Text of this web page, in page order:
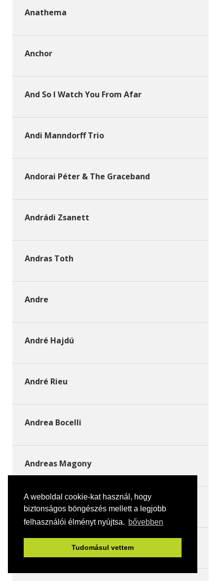
A weboldal cookie-kat használ, hogy
biztonságos böngészés mellett a legjobb
felhasználói élményt nyújtsa. bővebben
Tudomásul vettem
Anathema
Anchor
And So I Watch You From Afar
Andi Manndorff Trio
Andorai Péter & The Graceband
Andrádi Zsanett
Andras Toth
Andre
André Hajdú
André Rieu
Andrea Bocelli
Andreas Magony
Andreas Staier
Andrejszki Judit